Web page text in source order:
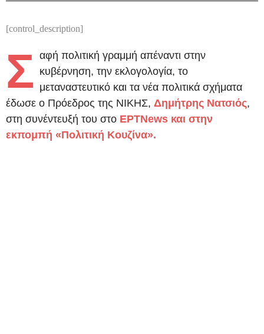
[control_description]
Σ αφή πολιτική γραμμή απέναντι στην
κυβέρνηση, την εκλογολογία, το
μεταναστευτικό και τα νέα πολιτικά σχήματα
έδωσε ο Πρόεδρος της ΝΙΚΗΣ, Δημήτρης Νατσιός,
στη συνέντευξή του στο ΕΡΤNews και στην
εκπομπή «Πολιτική Κουζίνα».